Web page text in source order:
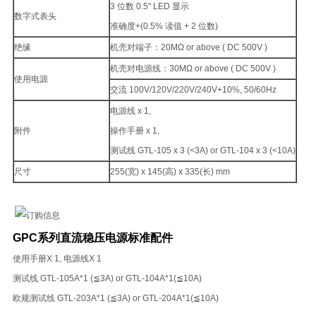
数字式表头
3 位数 0.5" LED 显示
准确度+(0.5% 读值 + 2 位数)
绝缘 机壳对端子：20MΩ or above ( DC 500V )
使用电源
机壳对电源线：30MΩ or above ( DC 500V )
交流 100V/120V/220V/240V+10%, 50/60Hz
附件
电源线 x 1,
操作手册 x 1,
测试线 GTL-105 x 3 (<3A) or GTL-104 x 3 (<10A)
尺寸 255(宽) x 145(高) x 335(长) mm
GPC系列直流稳压电源标准配件
使用手册X 1, 电源线X 1
测试线 GTL-105A*1 (≦3A) or GTL-104A*1(≦10A)
欧规测试线 GTL-203A*1 (≦3A) or GTL-204A*1(≦10A)